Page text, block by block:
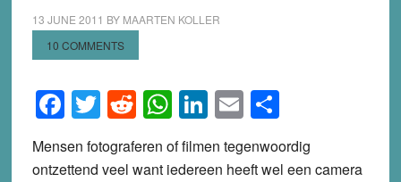
13 JUNE 2011 BY MAARTEN KOLLER
10 COMMENTS
Facebook
Twitter
Reddit
WhatsApp
LinkedIn
EmailShare
Mensen fotograferen of filmen tegenwoordig
ontzettend veel want iedereen heeft wel een camera